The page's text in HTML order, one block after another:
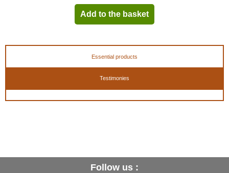
Add to the basket
Essential products
Testimonies
Follow us :